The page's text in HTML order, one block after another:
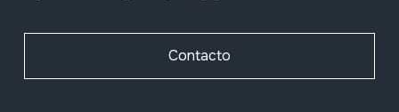
Contacto